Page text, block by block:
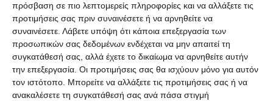
πρόσβαση σε πιο λεπτομερείς πληροφορίες και να αλλάξετε τις
προτιμήσεις σας πριν συναινέσετε ή να αρνηθείτε να
συναινέσετε. Λάβετε υπόψη ότι κάποια επεξεργασία των
προσωπικών σας δεδομένων ενδέχεται να μην απαιτεί τη
συγκατάθεσή σας, αλλά έχετε το δικαίωμα να αρνηθείτε αυτήν
την επεξεργασία. Οι προτιμήσεις σας θα ισχύουν μόνο για αυτόν
τον ιστότοπο. Μπορείτε να αλλάξετε τις προτιμήσεις σας ή να
ανακαλέσετε τη συγκατάθεσή σας ανά πάσα στιγμή
Αφήστε ένα σχόλιο
ΔΙΑΒΆΣΤΕ ΕΠΊΣΗΣ